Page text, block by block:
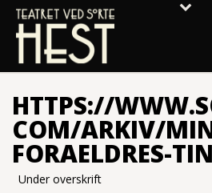
HTTPS://
COM/ARKIV/
FORAELDRES-
Under overskrift